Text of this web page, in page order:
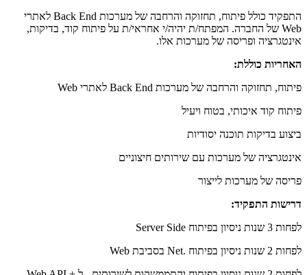
התפקיד כולל פיתוח, תחזוקה והרחבה של מערכות Back End לאתרי
Web של החברה. המפתח/ת יהיה/י אחראי/ת על פיתוח קוד, בדיקות,
אינטגרציה ופריסה של מערכות אלו.
האחריות כוללת:
פיתוח, תחזוקה והרחבה של מערכות Back End לאתרי Web
פיתוח קוד איכותי, בטוח ויעיל
ביצוע בדיקות תוכנה יסודיות
אינטגרציה של מערכות עם שירותים חיצוניים
פריסה של מערכות לייצור
דרישות התפקיד:
לפחות 3 שנות ניסיון בפיתוח Server Side
לפחות 2 שנות ניסיון בפיתוח .Net בסביבת Web